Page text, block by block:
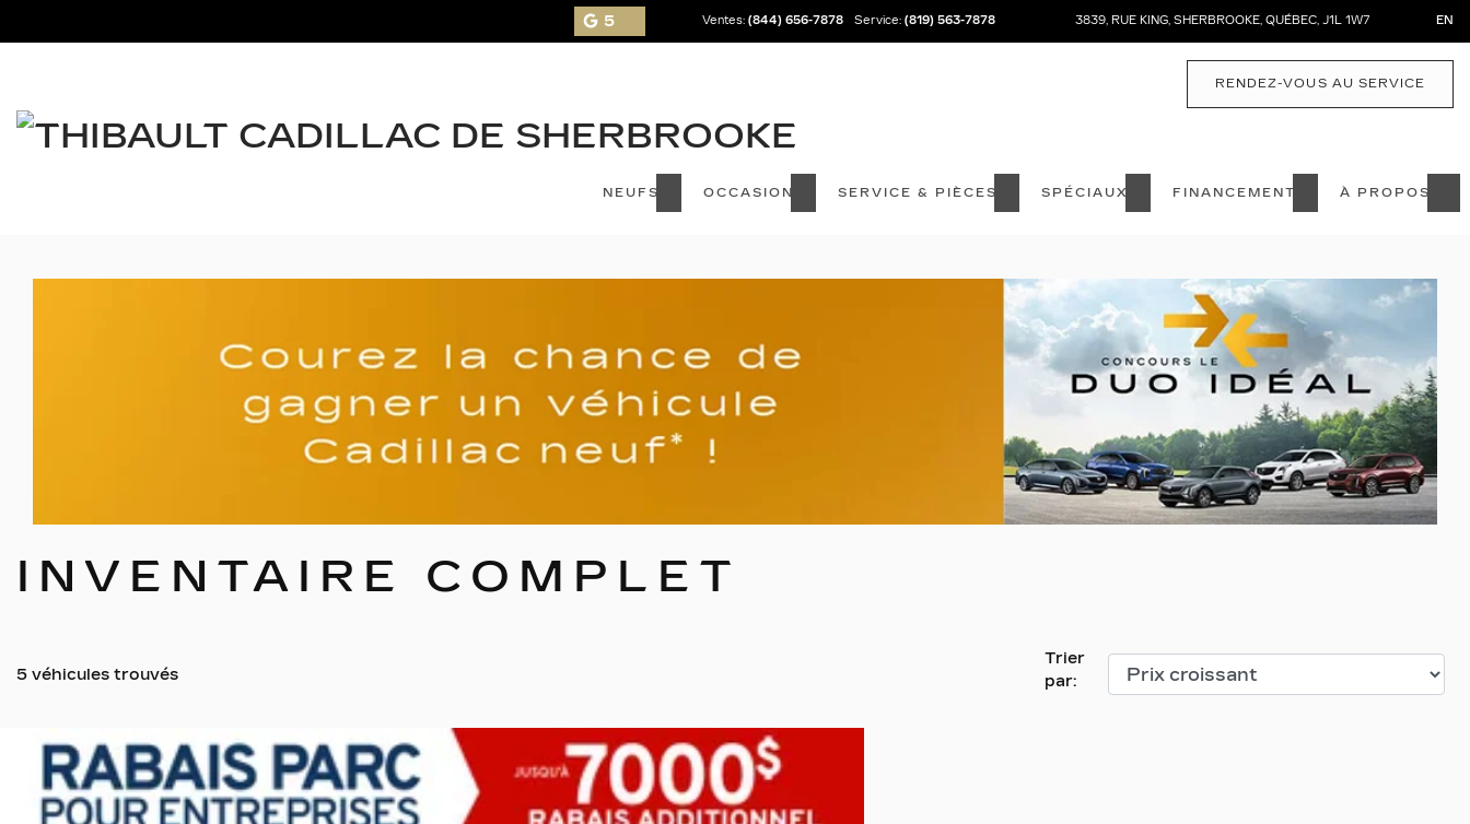
5 Ventes: (844) 656-7878 Service: (819) 563-7878 3839, RUE KING, SHERBROOKE, QUÉBEC, J1L 1W7 EN
RENDEZ-VOUS AU SERVICE
NEUFS OCCASION SERVICE & PIÈCES SPÉCIAUX FINANCEMENT À PROPOS
INVENTAIRE COMPLET
5 véhicules trouvés
Trier
par:
Afficher 19 images en plus
VOIR PLUS